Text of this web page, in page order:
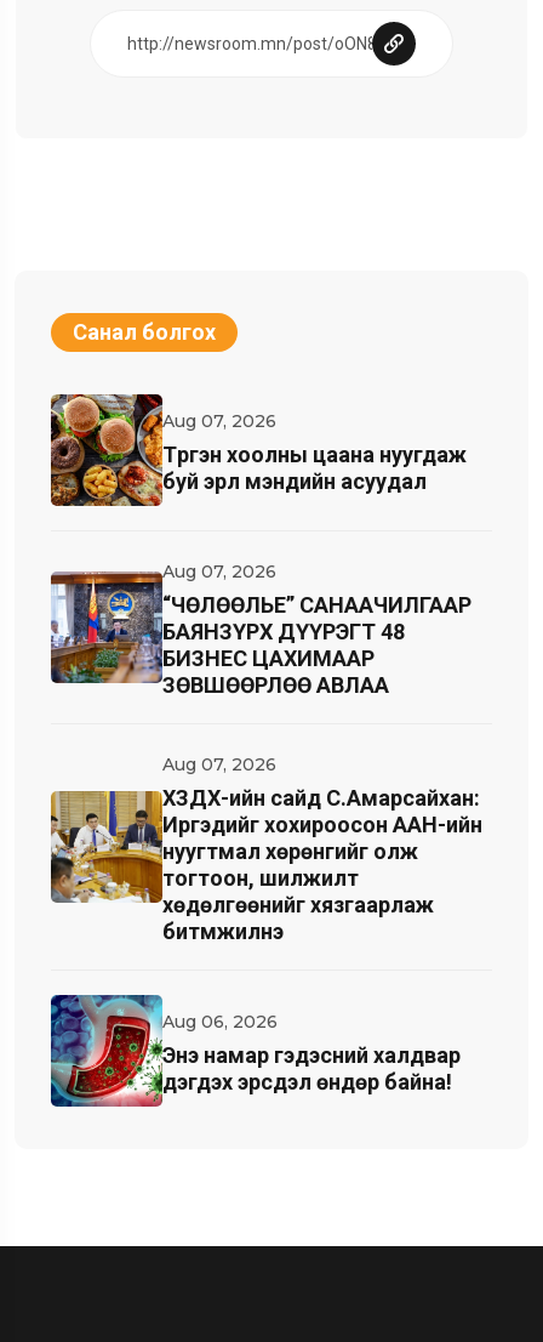
Санал болгох
Aug 07, 2026
Түргэн хоолны цаана нуугдаж
буй эрүүл мэндийн асуудал
Aug 07, 2026
“ЧӨЛӨӨЛЬЕ” САНААЧИЛГААР
БАЯНЗҮРХ ДҮҮРЭГТ 48
БИЗНЕС ЦАХИМААР
ЗӨВШӨӨРЛӨӨ АВЛАА
Aug 07, 2026
ХЗДХ-ийн сайд С.Амарсайхан:
Иргэдийг хохироосон ААН-ийн
нуугтмал хөрөнгийг олж
тогтоон, шилжилт
хөдөлгөөнийг хязгаарлаж
битүүмжилнэ
Aug 06, 2026
Энэ намар гэдэсний халдвар
дэгдэх эрсдэл өндөр байна!